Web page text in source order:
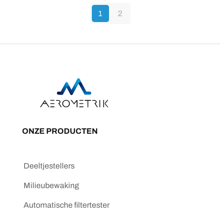
1 2
ONZE PRODUCTEN
Deeltjestellers
Milieubewaking
Automatische filtertester